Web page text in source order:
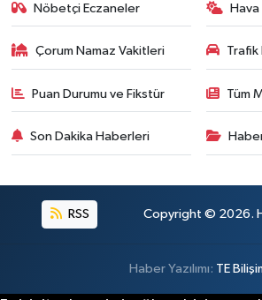
Nöbetçi Eczaneler Hava
Çorum Namaz Vakitleri Trafik
Puan Durumu ve Fikstür Tüm
Son Dakika Haberleri
RSS Copyright © 2026.
Haber Yazılımı: TE